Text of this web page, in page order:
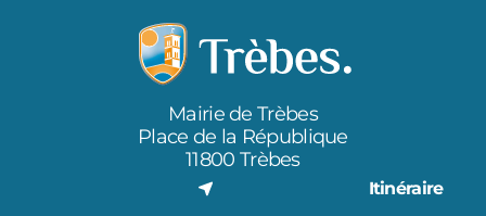
Mairie de Trèbes
Place de la République
11800 Trèbes
Itinéraire